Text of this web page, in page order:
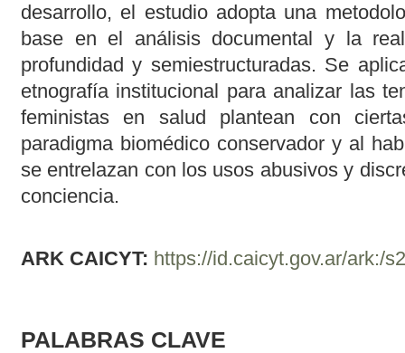
desarrollo, el estudio adopta una
base en el análisis documental y la
profundidad y semiestructuradas. Se
etnografía institucional para analizar las
feministas en salud plantean con
paradigma biomédico conservador y al
se entrelazan con los usos abusivos y
conciencia.
ARK CAICYT: https://id.caicyt.gov.ar/ark:/
PALABRAS CLAVE